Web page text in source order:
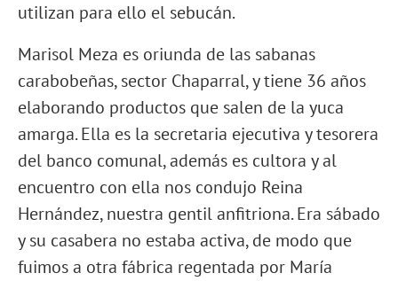
utilizan para ello el sebucán.
Marisol Meza es oriunda de las sabanas
carabobeñas, sector Chaparral, y tiene 36 años
elaborando productos que salen de la yuca
amarga. Ella es la secretaria ejecutiva y tesorera
del banco comunal, además es cultora y al
encuentro con ella nos condujo Reina
Hernández, nuestra gentil anfitriona. Era sábado
y su casabera no estaba activa, de modo que
fuimos a otra fábrica regentada por María